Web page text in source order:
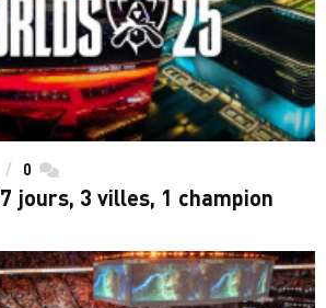
0 commentaires
jours, 3 villes, 1 champion